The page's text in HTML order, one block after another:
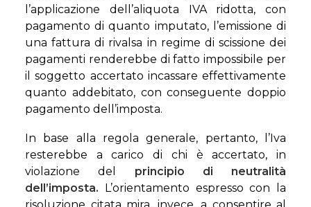
l’applicazione dell’aliquota IVA ridotta, con
pagamento di quanto imputato, l’emissione di
una fattura di rivalsa in regime di scissione dei
pagamenti renderebbe di fatto impossibile per
il soggetto accertato incassare effettivamente
quanto addebitato, con conseguente doppio
pagamento dell’imposta.
In base alla regola generale, pertanto, l’Iva
resterebbe a carico di chi è accertato, in
violazione del principio di neutralità
dell’imposta. L’orientamento espresso con la